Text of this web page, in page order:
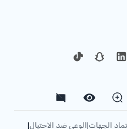
الجهات|الوعي ضد الاحتيال|